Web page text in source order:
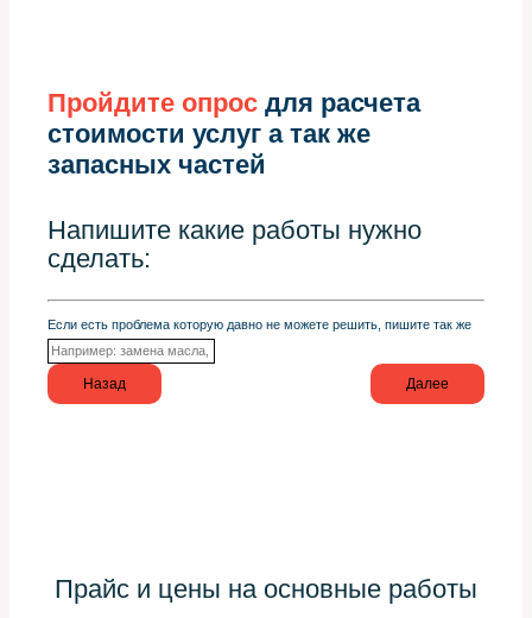
Пройдите опрос для расчета
стоимости услуг а так же
запасных частей
Напишите какие работы нужно
сделать:
Если есть проблема которую давно не можете решить, пишите так же
Назад Далее
Прайс и цены на основные работы